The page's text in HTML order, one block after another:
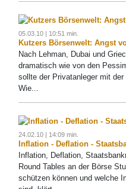
05.03.10 | 10:51 min.
Kutzers Börsenwelt: Angst
Nach Lehman, Dubai und
dramatisch wie von den
sollte der Privatanleger mit
Wie...
24.02.10 | 14:09 min.
Inflation - Deflation -
Inflation, Deflation,
Round Tables an der Börse
schützen können und welche